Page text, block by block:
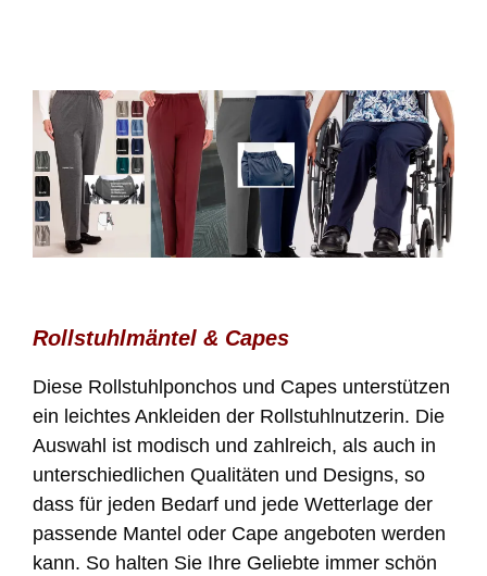
Rollstuhlmäntel & Capes
Diese Rollstuhlponchos und Capes unterstützen
ein leichtes Ankleiden der Rollstuhlnutzerin. Die
Auswahl ist modisch und zahlreich, als auch in
unterschiedlichen Qualitäten und Designs, so
dass für jeden Bedarf und jede Wetterlage der
passende Mantel oder Cape angeboten werden
kann. So halten Sie Ihre Geliebte immer schön